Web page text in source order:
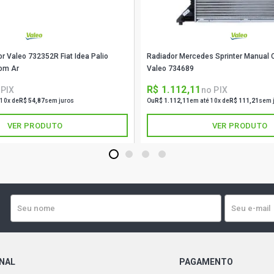
GOL G2
GOL G2
GOL G2
GOL G2 TSI
GOL G3
GOL G3
GOL G3
Valeo 732352R Fiat Idea Palio
Ar
deR$ 54,87sem juros
VER PRODUTO
Radiador Mercedes Sprinter Manual
Valeo 734689
R$ 1.112,11 no PIX
Ou R$ 1.112,11em até 10x deR$ 111,21 sem
VER PRODUTO
1 2 3 4
PAGAMENTO